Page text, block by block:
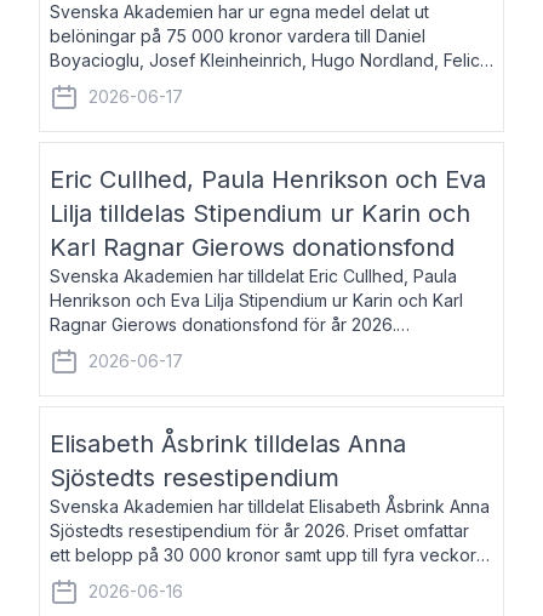
Svenska Akademien har ur egna medel delat ut
belöningar på 75 000 kronor vardera till Daniel
Boyacioglu, Josef Kleinheinrich, Hugo Nordland, Felicia
Stenroth och Svante Strandberg. Daniel Boyacioglu,
född 1981, är poet och scenartist. Josef
2026-06-17
Eric Cullhed, Paula Henrikson och Eva
Lilja tilldelas Stipendium ur Karin och
Karl Ragnar Gierows donationsfond
Svenska Akademien har tilldelat Eric Cullhed, Paula
Henrikson och Eva Lilja Stipendium ur Karin och Karl
Ragnar Gierows donationsfond för år 2026.
Stipendiebeloppet är på 70 000 kronor vardera. Eric
Cullhed, född 1985, är professor i grekis
2026-06-17
Elisabeth Åsbrink tilldelas Anna
Sjöstedts resestipendium
Svenska Akademien har tilldelat Elisabeth Åsbrink Anna
Sjöstedts resestipendium för år 2026. Priset omfattar
ett belopp på 30 000 kronor samt upp till fyra veckors
fri vistelse i Akademiens lägenhet i Berlin. Elisabeth
Åsbrink, född 1965 oc
2026-06-16